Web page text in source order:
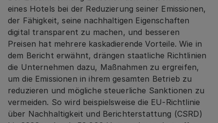
eines Hotels bei der Reduzierung seiner Emissionen,
der Fähigkeit, seine nachhaltigen Eigenschaften
digital transparent zu machen, und besseren
Preisen hat mehrere kaskadierende Vorteile. Wie in
dem Bericht erwähnt, drängen staatliche Richtlinien
die Unternehmen dazu, Maßnahmen zu ergreifen,
um die Emissionen in ihrem gesamten Betrieb zu
reduzieren und mögliche steuerliche Sanktionen zu
vermeiden. So wird beispielsweise die EU-Richtlinie
über Nachhaltigkeit und Berichterstattung (CSRD)